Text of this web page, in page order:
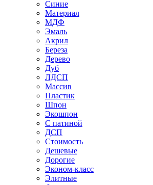
Синие
Материал
МДФ
Эмаль
Акрил
Береза
Дерево
Дуб
ЛДСП
Массив
Пластик
Шпон
Экошпон
С патиной
ДСП
Стоимость
Дешевые
Дорогие
Эконом-класс
Элитные